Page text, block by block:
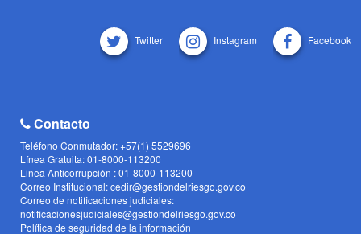
Twitter Instagram Facebook
Contacto
Teléfono Conmutador: +57(1) 5529696
Línea Gratuita: 01-8000-113200
Linea Anticorrupción : 01-8000-113200
Correo Institucional: cedir@gestiondelriesgo.gov.co
Correo de notificaciones judiciales:
notificacionesjudiciales@gestiondelriesgo.gov.co
Política de seguridad de la información